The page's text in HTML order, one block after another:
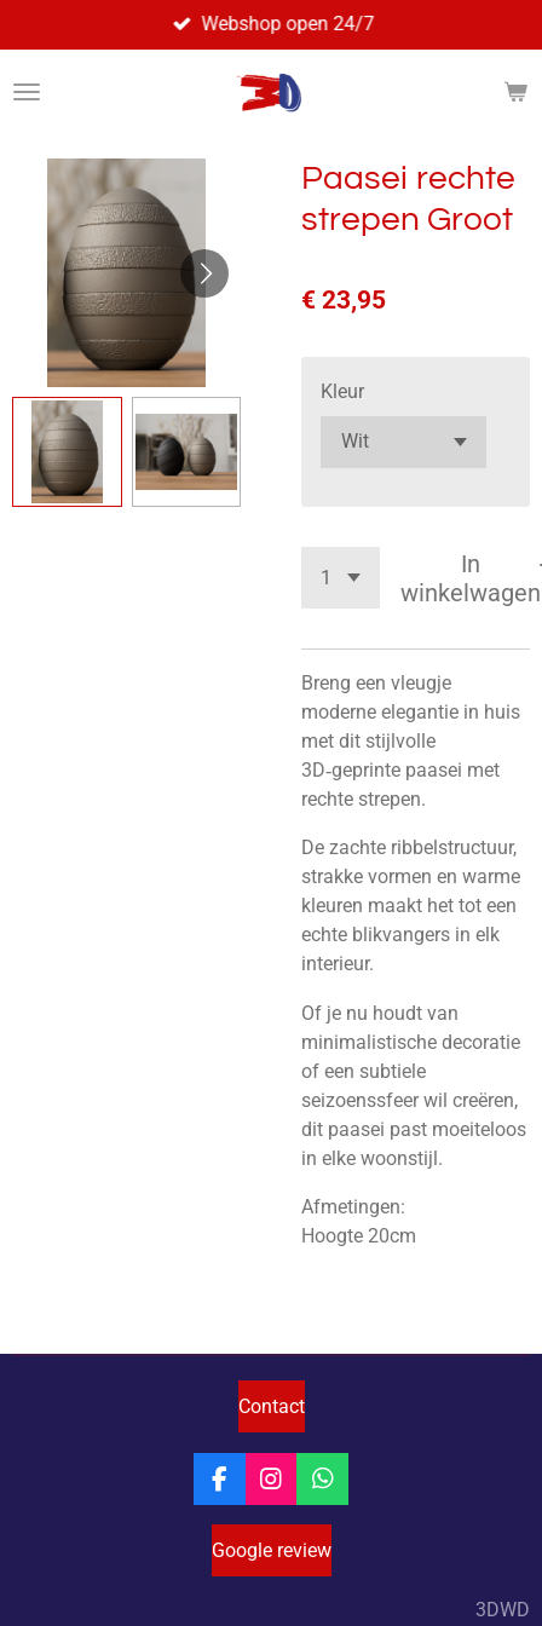
direct
naar
Webshop open 24/7
Paasei rechte
strepen Groot
€ 23,95
Kleur
In
winkelwagen
Breng een vleugje
moderne elegantie in huis
met dit stijlvolle
3D‑geprinte paasei met
rechte strepen.
De zachte ribbelstructuur,
strakke vormen en warme
kleuren maakt het tot een
echte blikvangers in elk
interieur.
Of je nu houdt van
minimalistische decoratie
of een subtiele
seizoenssfeer wil creëren,
dit paasei past moeiteloos
in elke woonstijl.
Afmetingen:
Hoogte 20cm
Contact
F
a
e
b
I
n
t
a
W
h
t
s
Google review
3DWD